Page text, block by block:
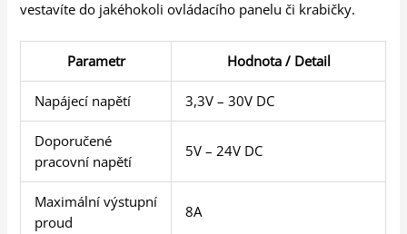
vestavíte do jakéhokoli ovládacího panelu či krabičky.
Parametr Hodnota / Detail
Napájecí napětí 3,3V – 30V DC
Doporučené
pracovní napětí
5V – 24V DC
Maximální výstupní
proud
8A